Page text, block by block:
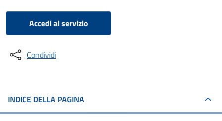
Accedi al servizio
Condividi
INDICE DELLA PAGINA